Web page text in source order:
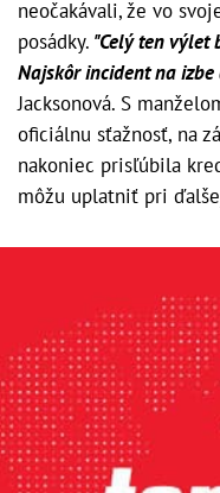
neočakávali, že vo
posádky. "Celý ten výlet
Najskôr incident na
Jacksonová. S
oficiálnu sťažnosť, na
nakoniec prisľúbila
môžu uplatniť pri